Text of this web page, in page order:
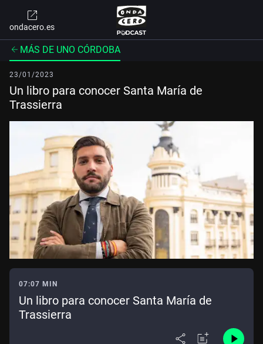
ondacero.es
MÁS DE UNO CÓRDOBA
23/01/2023
Un libro para conocer Santa María de
Trassierra
07:07 MIN
Un libro para conocer Santa María de
Trassierra